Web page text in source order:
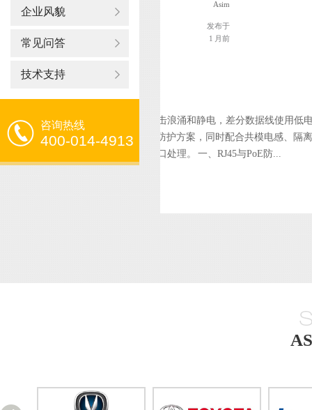
企业风貌
常见问答
技术支持
咨询热线
400-014-4913
Asim
发布于
1 月前
用多级防护思路：接口入口处处理雷击浪涌和静电，差分数据线使用低
电压和浪涌功率要求的TVS或组合防护方案，同时配合共模电感、隔
，又有直流供电，不能只按普通网口处理。 一、RJ45与PoE防...